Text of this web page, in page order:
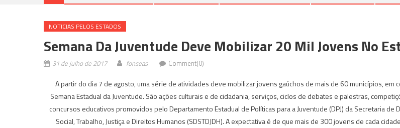
NOTICIAS PELOS ESTADOS
Semana Da Juventude Deve Mobilizar 20 Mil Jovens No
31 de julho de 2017 fonseas Comment(0)
A partir do dia 7 de agosto, uma série de atividades deve mobilizar jovens gaúchos de mais de 60 municípios, em
Semana Estadual da Juventude. São ações culturais e de cidadania, serviços, ciclos de debates e palestras,
concursos educativos promovidos pelo Departamento Estadual de Políticas para a Juventude (DPJ) da Secretaria de
Social, Trabalho, Justiça e Direitos Humanos (SDSTDJDH). A expectativa é de que mais de 300 jovens de cada